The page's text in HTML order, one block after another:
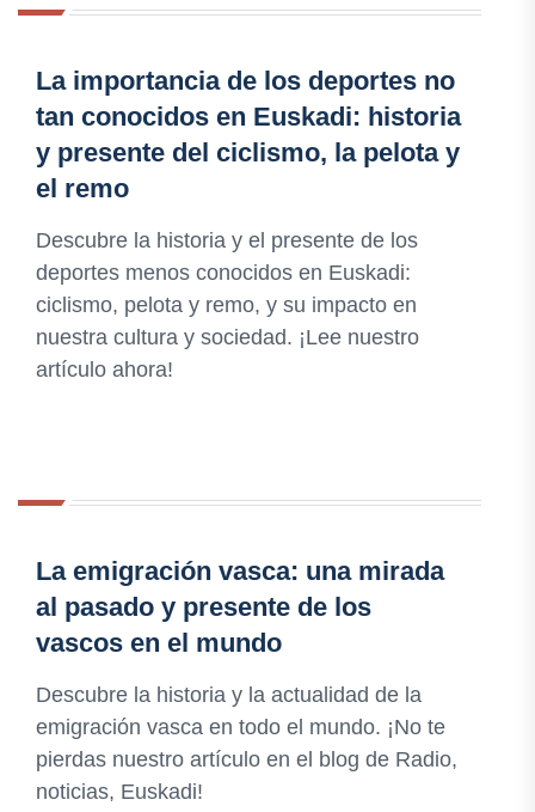
La importancia de los deportes no
tan conocidos en Euskadi: historia
y presente del ciclismo, la pelota y
el remo
Descubre la historia y el presente de los
deportes menos conocidos en Euskadi:
ciclismo, pelota y remo, y su impacto en
nuestra cultura y sociedad. ¡Lee nuestro
artículo ahora!
La emigración vasca: una mirada
al pasado y presente de los
vascos en el mundo
Descubre la historia y la actualidad de la
emigración vasca en todo el mundo. ¡No te
pierdas nuestro artículo en el blog de Radio,
noticias, Euskadi!